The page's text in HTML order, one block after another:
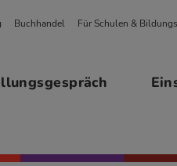
Buchhandel Für Schulen &